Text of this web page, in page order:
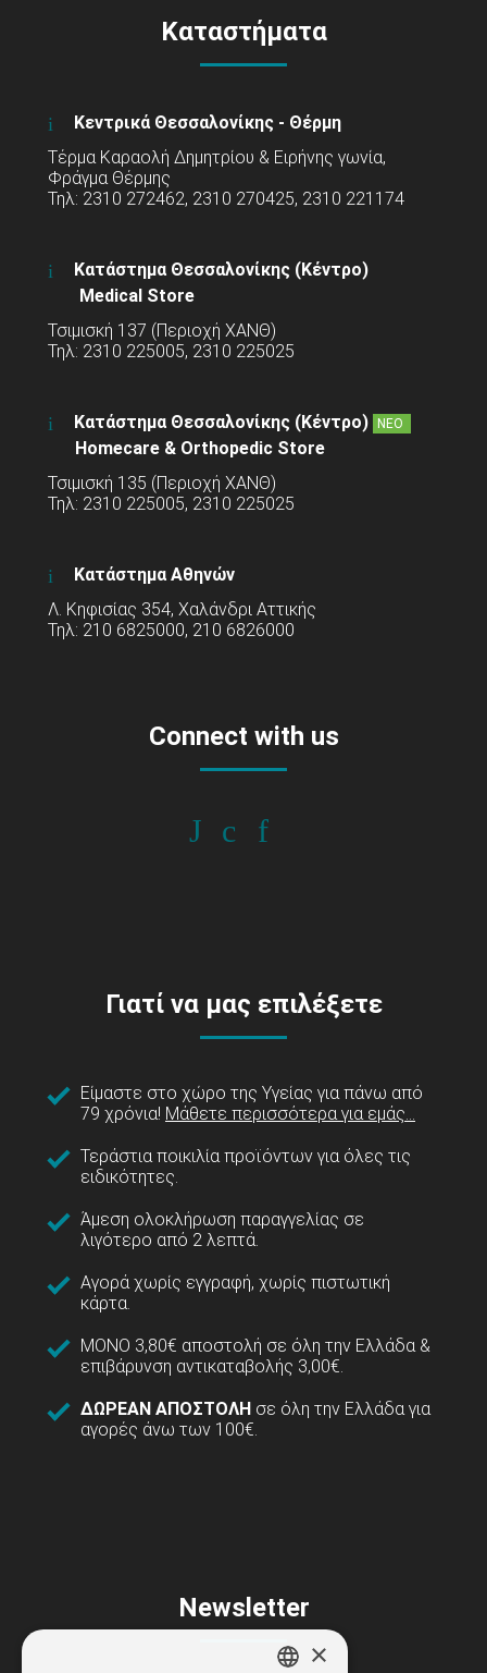
Καταστήματα
Κεντρικά Θεσσαλονίκης - Θέρμη
Τέρμα Καραολή Δημητρίου & Ειρήνης γωνία,
Φράγμα Θέρμης
Τηλ: 2310 272462, 2310 270425, 2310 221174
Κατάστημα Θεσσαλονίκης (Κέντρο)
Medical Store
Τσιμισκή 137 (Περιοχή ΧΑΝΘ)
Τηλ: 2310 225005, 2310 225025
Κατάστημα Θεσσαλονίκης (Κέντρο) ΝΕΟ
Homecare & Orthopedic Store
Τσιμισκή 135 (Περιοχή ΧΑΝΘ)
Τηλ: 2310 225005, 2310 225025
Κατάστημα Αθηνών
Λ. Κηφισίας 354, Χαλάνδρι Αττικής
Τηλ: 210 6825000, 210 6826000
Connect with us
Γιατί να μας επιλέξετε
Είμαστε στο χώρο της Υγείας για πάνω από
79 χρόνια! Μάθετε περισσότερα για εμάς...
Τεράστια ποικιλία προϊόντων για όλες τις
ειδικότητες.
Άμεση ολοκλήρωση παραγγελίας σε
λιγότερο από 2 λεπτά.
Αγορά χωρίς εγγραφή, χωρίς πιστωτική
κάρτα.
ΜΟΝΟ 3,80€ αποστολή σε όλη την Ελλάδα &
επιβάρυνση αντικαταβολής 3,00€.
ΔΩΡΕΑΝ ΑΠΟΣΤΟΛΗ σε όλη την Ελλάδα για
αγορές άνω των 100€.
Newsletter
×